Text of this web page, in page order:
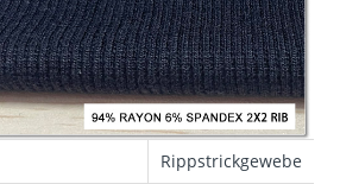
Rippstrickgewebe